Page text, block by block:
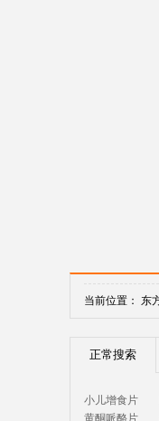
当前位置： 东
正常搜索
小儿增食片
黄酮哌酪片